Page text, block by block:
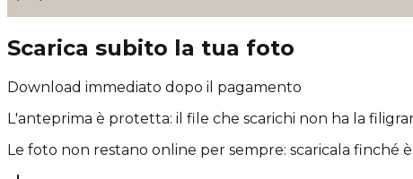
Scarica subito la tua foto
Download immediato dopo il pagamento
L'anteprima è protetta: il file che scarichi non ha la
Le foto non restano online per sempre: scaricala finché